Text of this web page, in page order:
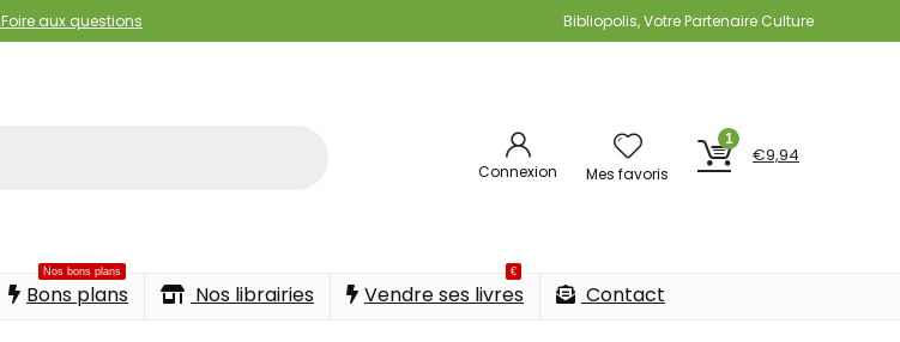
Foire aux questions Bibliopolis, Votre Partenaire Culture
Connexion Mes favoris
1
€9,94
Nos bons plans
Bons plans Nos librairies
€
Vendre ses livres Contact